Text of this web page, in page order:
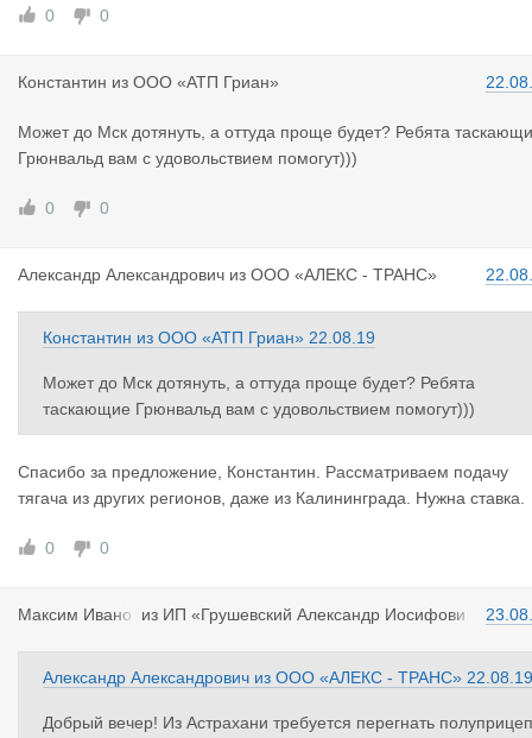
0 0
Константин из ООО «АТП Гриан»
Может до Мск дотянуть, а оттуда проще будет? Ребята
Грюнвальд вам с удовольствием помогут)))
0 0
Александр Александрович из ООО «АЛЕКС - ТРАНС»
Константин из ООО «АТП Гриан» 22.08.19
Может до Мск дотянуть, а оттуда проще будет? Ребята
таскающие Грюнвальд вам с удовольствием помогут)))
Спасибо за предложение, Константин. Рассматриваем подачу
тягача из других регионов, даже из Калининграда. Нужна ставка.
0 0
Максим Ивано
из ИП «Грушевский Александр Иосифови
Александр Александрович из ООО «АЛЕКС - ТРАНС» 22.08.19
Добрый вечер! Из Астрахани требуется перегнать